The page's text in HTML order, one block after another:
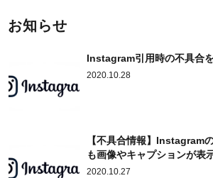
お知らせ
Instagram引用時の不具合
2020.10.28
【不具合情報】Instagram
も画像やキャプションが表
2020.10.27